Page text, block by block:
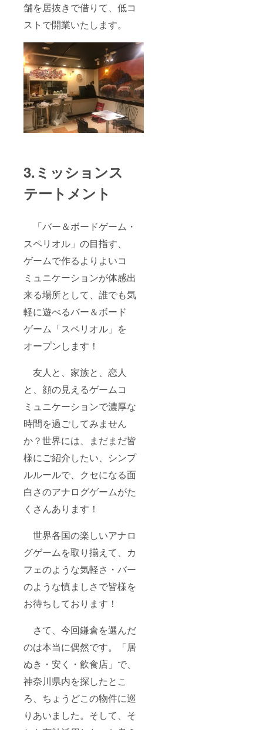
舗を居抜きで借りて、低コ
ストで開業いたします。
3.ミッションス
テートメント
「バー＆ボードゲーム・
スペリオル」の目指す、
ゲームで作るよりよいコ
ミュニケーションが体感出
来る場所として、誰でも気
軽に遊べるバー＆ボード
ゲーム「スペリオル」を
オープンします！
友人と、家族と、恋人
と、顔の見えるゲームコ
ミュニケーションで濃厚な
時間を過ごしてみません
か？世界には、まだまだ皆
様にご紹介したい、シンプ
ルルールで、クセになる面
白さのアナログゲームがた
くさんあります！
世界各国の楽しいアナロ
グゲームを取り揃えて、カ
フェのような気軽さ・バー
のような慎ましさで皆様を
お待ちしております！
さて、今回鎌倉を選んだ
のは本当に偶然です。「居
ぬき・安く・飲食店」で、
神奈川県内を探したとこ
ろ、ちょうどこの物件に巡
りあいました。そして、そ